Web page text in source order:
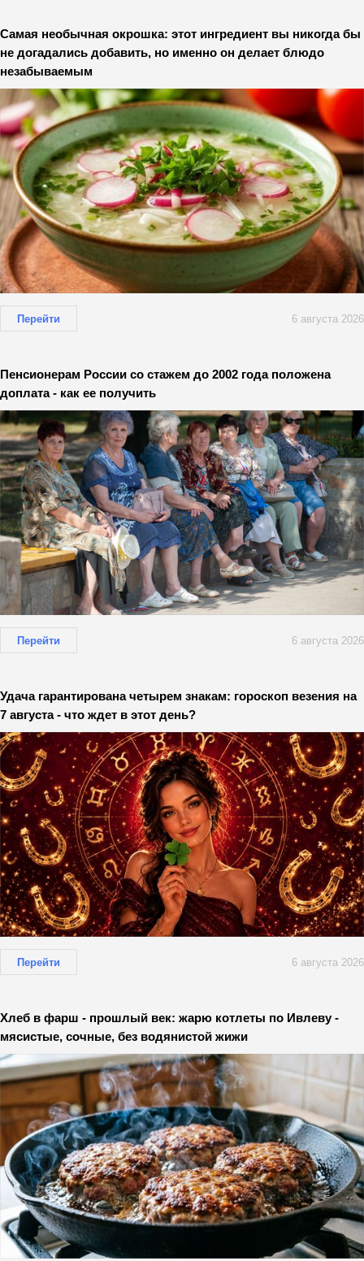
Самая необычная окрошка: этот ингредиент вы никогда бы
не догадались добавить, но именно он делает блюдо
незабываемым
Перейти 6 августа 2026
Пенсионерам России со стажем до 2002 года положена
доплата - как ее получить
Перейти 6 августа 2026
Удача гарантирована четырем знакам: гороскоп везения на
7 августа - что ждет в этот день?
Перейти 6 августа 2026
Хлеб в фарш - прошлый век: жарю котлеты по Ивлеву -
мясистые, сочные, без водянистой жижи